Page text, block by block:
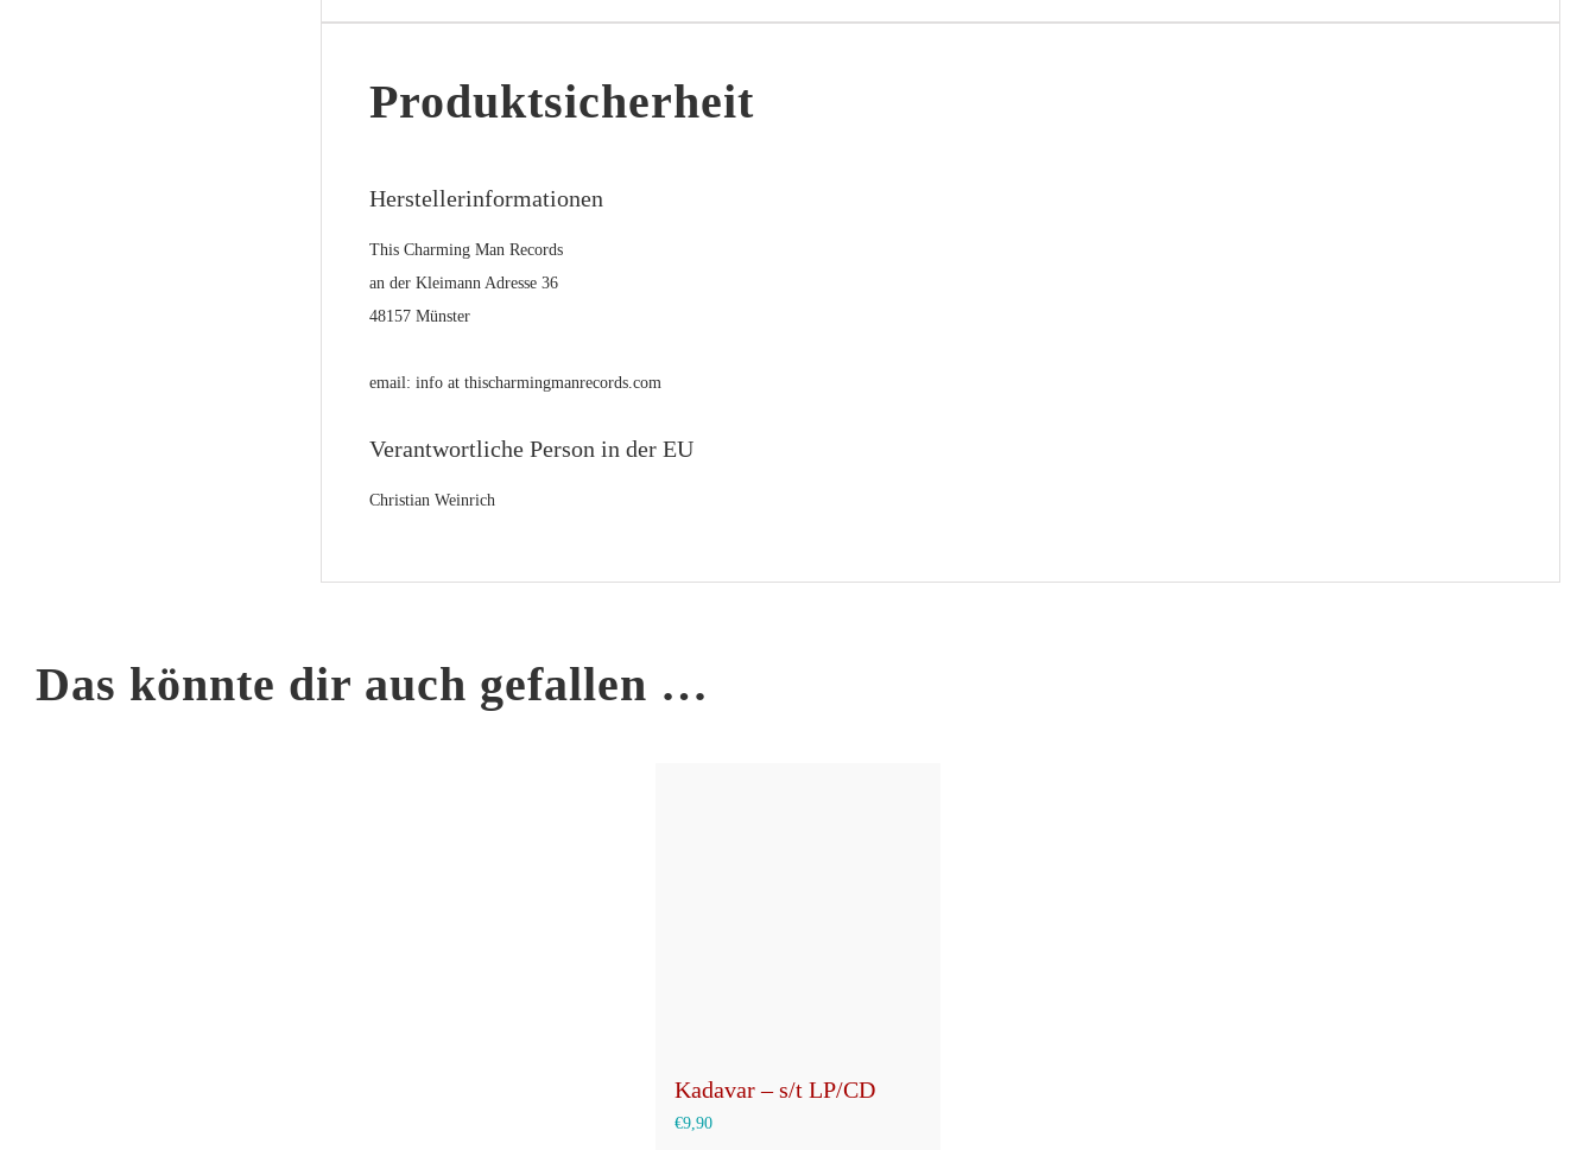
Produktsicherheit
Herstellerinformationen
This Charming Man Records
an der Kleimann Adresse 36
48157 Münster
email: info at thischarmingmanrecords.com
Verantwortliche Person in der EU
Christian Weinrich
Das könnte dir auch gefallen …
Kadavar – s/t LP/CD
€9,90